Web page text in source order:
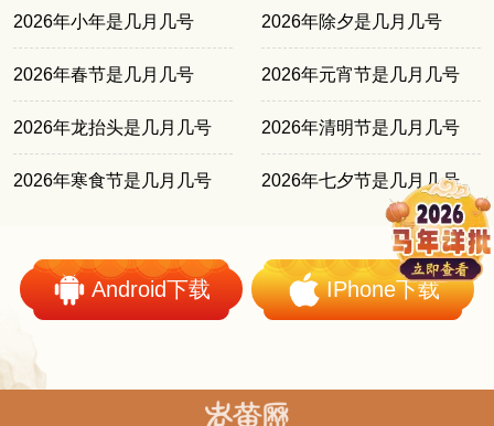
2026年小年是几月几号 2026年除夕是几月几号
2026年春节是几月几号 2026年元宵节是几月几号
2026年龙抬头是几月几号 2026年清明节是几月几号
2026年寒食节是几月几号 2026年七夕节是几月几号
Android下载 IPhone下载